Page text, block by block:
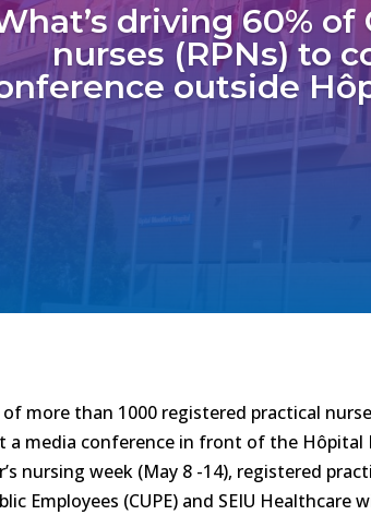
driving 60%
nurses (RPNs) to
outside
of more than 1000 registered practical
a media conference in front of the Hôpital
nursing week (May 8 -14), registered
Employees (CUPE) and SEIU